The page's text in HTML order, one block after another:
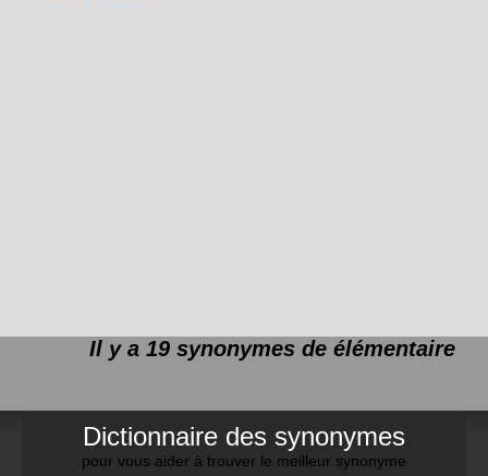
Il y a 19 synonymes de élémentaire
Dictionnaire des synonymes
pour vous aider à trouver le meilleur synonyme